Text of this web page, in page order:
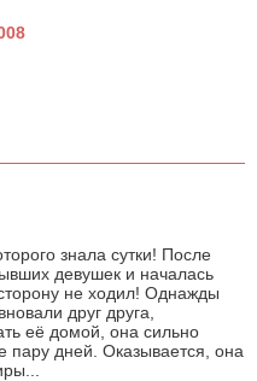
знала сутки! После
девушек и началась
не ходил! Однажды
друг друга,
её домой, она сильно
пару дней. Оказывается, она